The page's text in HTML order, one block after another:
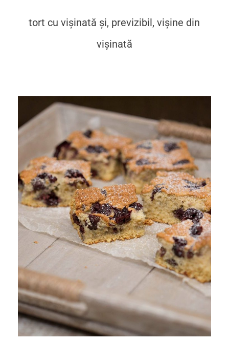
tort cu vișinată și, previzibil, vișine din
vișinată